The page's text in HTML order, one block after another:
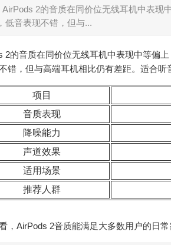
AirPods 2的音质在同价位无线耳机中表现
低音表现不错，但与...
2的音质在同价位无线耳机中表现中等偏
错，但与高端耳机相比仍有差距。适合
项目
音质表现
降噪能力
声道效果
适用场景
推荐人群
，AirPods 2音质能满足大多数用户的日